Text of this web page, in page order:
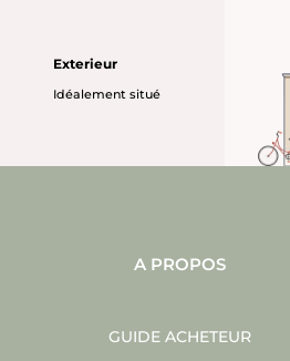
Exterieur
Idéalement situé
A PROPOS
GUIDE ACHETEUR